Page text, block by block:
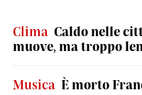
Clima Caldo nelle
muove, ma troppo
Musica È morto